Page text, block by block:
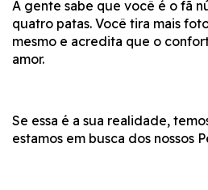
A gente sabe que você é o fã
quatro patas. Você tira mais
mesmo e acredita que o
amor.
Se essa é a sua realidade,
estamos em busca dos nossos